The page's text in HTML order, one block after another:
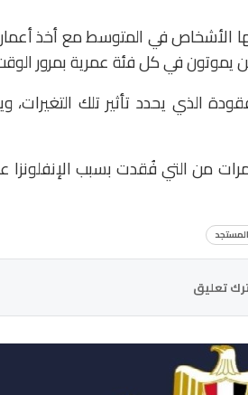
في المتوسط ​​مع أخذ
يموتون في كل فئة عمرية بمرور
الذي يحدد تأثير تلك التغيرات،
تعليق